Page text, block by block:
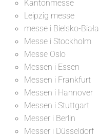
Kantonmesse
Leipzig messe
messe i Bielsko-Biała
Messe i Stockholm
Messe Oslo
Messen i Essen
Messen i Frankfurt
Messen i Hannover
Messen i Stuttgart
Messer i Berlin
Messer i Düsseldorf